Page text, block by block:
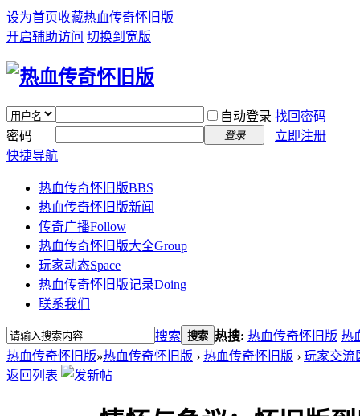
设为首页收藏热血传奇怀旧版
开启辅助访问 切换到宽版
自动登录 找回密码
密码
登录
立即注册
快捷导航
热血传奇怀旧版BBS
热血传奇怀旧版新闻
传奇广播Follow
热血传奇怀旧版大全Group
玩家动态Space
热血传奇怀旧版记录Doing
联系我们
搜索 搜索 热搜: 热血传奇怀旧版 热
热血传奇怀旧版»热血传奇怀旧版 › 热血传奇怀旧版 › 玩家交流
返回列表